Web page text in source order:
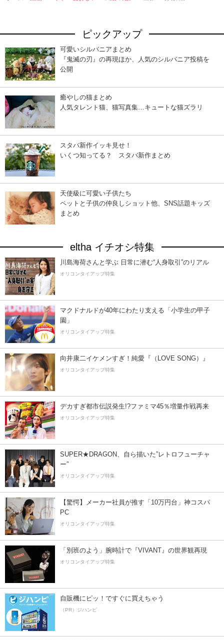
ピックアップ
可愛いシルバニアまとめ
『鬼滅の刃』の再現ほか、人気のシルバニア投稿を
公開
癒やしの猫まとめ
人気タレント猫、猫写真集…キュートな猫ズラリ
スタバ新作イッキ見せ！
いくつ知ってる？ スタバ新作まとめ
天使級に可愛い子供たち
ペットと子供の仲良しショット他、SNS話題キッズ
まとめ
eltha イチオシ特集
川島海荷さんと学ぶ 日常に潜む“人身取引”のリアル
オリコンタイアップ特集
マクドナルドが40年にわたり支える「小学生の甲子
園」
オリコンタイアップ特集
向井康二イケメンすぎ！純愛『（LOVE SONG）』
オリコンタイアップ特集
デカすぎ都市伝説発生!?ファミマ45％増量作戦再来
オリコンタイアップ特集
SUPER★DRAGON、自ら描いた”レトロフューチャ
ー”
オリコンタイアップ特集
【驚愕】メーカー社員が推す「10万円台」神コスパ
PC
オリコンタイアップ特集
「別班のよう」腕時計で『VIVANT』の世界観再現
オリコンタイアップ特集
自販機にピッ！ですぐに買えちゃう
（PR）ジハンピ